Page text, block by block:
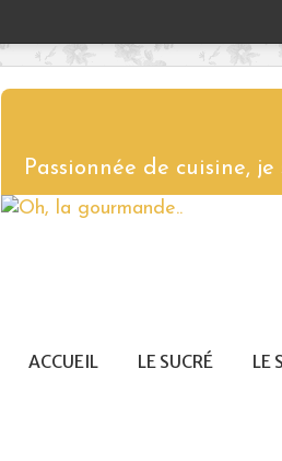
Passionnée de cuisine,
ACCUEIL LE SUCRÉ LE